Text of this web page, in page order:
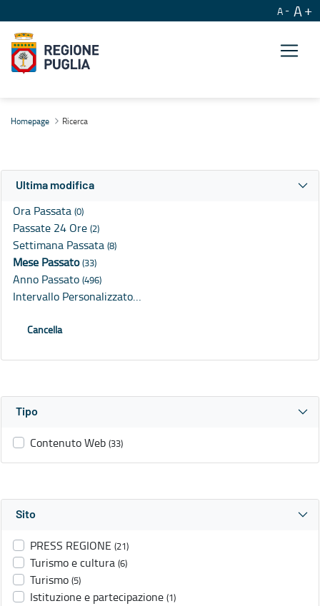
A A
Homepage Ricerca
Ultima modifica
Ora Passata (0)
Passate 24 Ore (2)
Settimana Passata (8)
Mese Passato(33)
Anno Passato (496)
Intervallo Personalizzato…
Cancella
Tipo
Contenuto Web (33)
Sito
PRESS REGIONE (21)
Turismo e cultura (6)
Turismo (5)
Istituzione e partecipazione (1)